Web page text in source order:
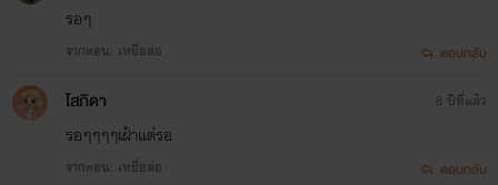
รอๆ
จากตอน: เหยื่อล่อ ตอบกลับ
โสภิดา
รอๆๆๆๆเฝ้าแต่รอ
จากตอน: เหยื่อล่อ
8 ปีที่แล้ว
ตอบกลับ